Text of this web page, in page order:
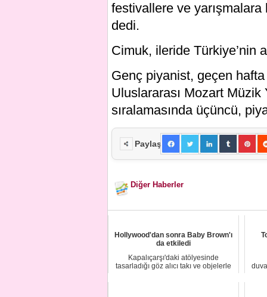
festivallere ve yarışmalara
dedi.
Cimuk, ileride Türkiye’nin
Genç piyanist, geçen
Uluslararası Mozart Müzik
sıralamasında üçüncü,
Paylaş
Diğer Haberler
Hollywood'dan sonra Baby Brown'ı
da etkiledi
Kapalıçarşı'daki atölyesinde
tasarladığı göz alıcı takı ve objelerle